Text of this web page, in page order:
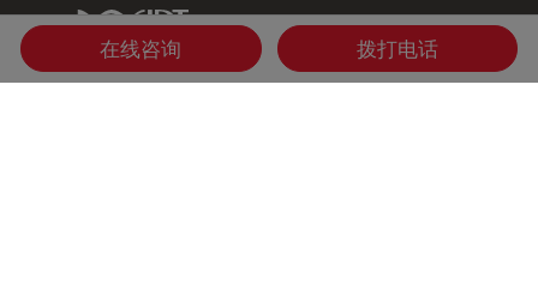
IDT Link
在线咨询 拨打电话